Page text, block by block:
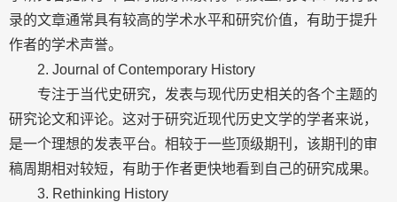
录的文章通常具有较高的学术水平和研究价值，有助于提升
作者的学术声誉。
2. Journal of Contemporary History
专注于当代史研究，发表与现代历史相关的各个主题的
研究论文和评论。这对于研究近现代历史文学的学者来说，
是一个理想的发表平台。相较于一些顶级期刊，该期刊的审
稿周期相对较短，有助于作者更快地看到自己的研究成果。
3. Rethinking History